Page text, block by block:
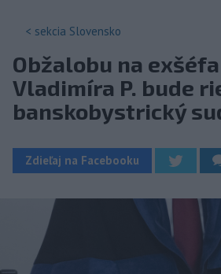
< sekcia Slovensko
Obžalobu na exšéfa
Vladimíra P. bude
banskobystrický
Zdieľaj na Facebooku